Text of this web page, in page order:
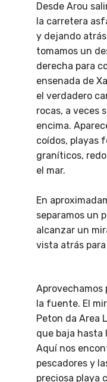
Desde Arou
la carretera
y dejando atrás
tomamos un
derecha para
ensenada de
el verdadero
rocas, a veces
encima.
coídos, playas
graníticos,
el mar.
En
separamos un
alcanzar un
vista atrás
Aprovechamos
la fuente. El
Peton da Area
que baja hasta
Aquí nos
pescadores y
preciosa playa